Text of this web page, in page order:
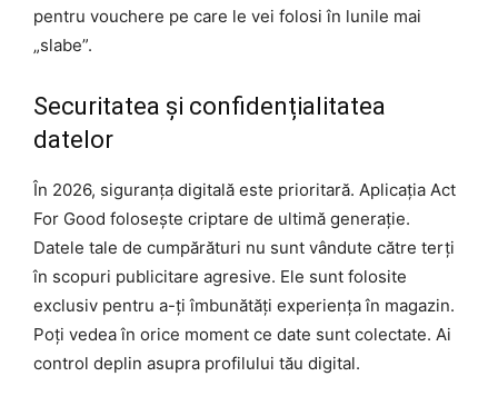
pentru vouchere pe care le vei folosi în lunile mai
„slabe”.
Securitatea și confidențialitatea
datelor
În 2026, siguranța digitală este prioritară. Aplicația Act
For Good folosește criptare de ultimă generație.
Datele tale de cumpărături nu sunt vândute către terți
în scopuri publicitare agresive. Ele sunt folosite
exclusiv pentru a-ți îmbunătăți experiența în magazin.
Poți vedea în orice moment ce date sunt colectate. Ai
control deplin asupra profilului tău digital.